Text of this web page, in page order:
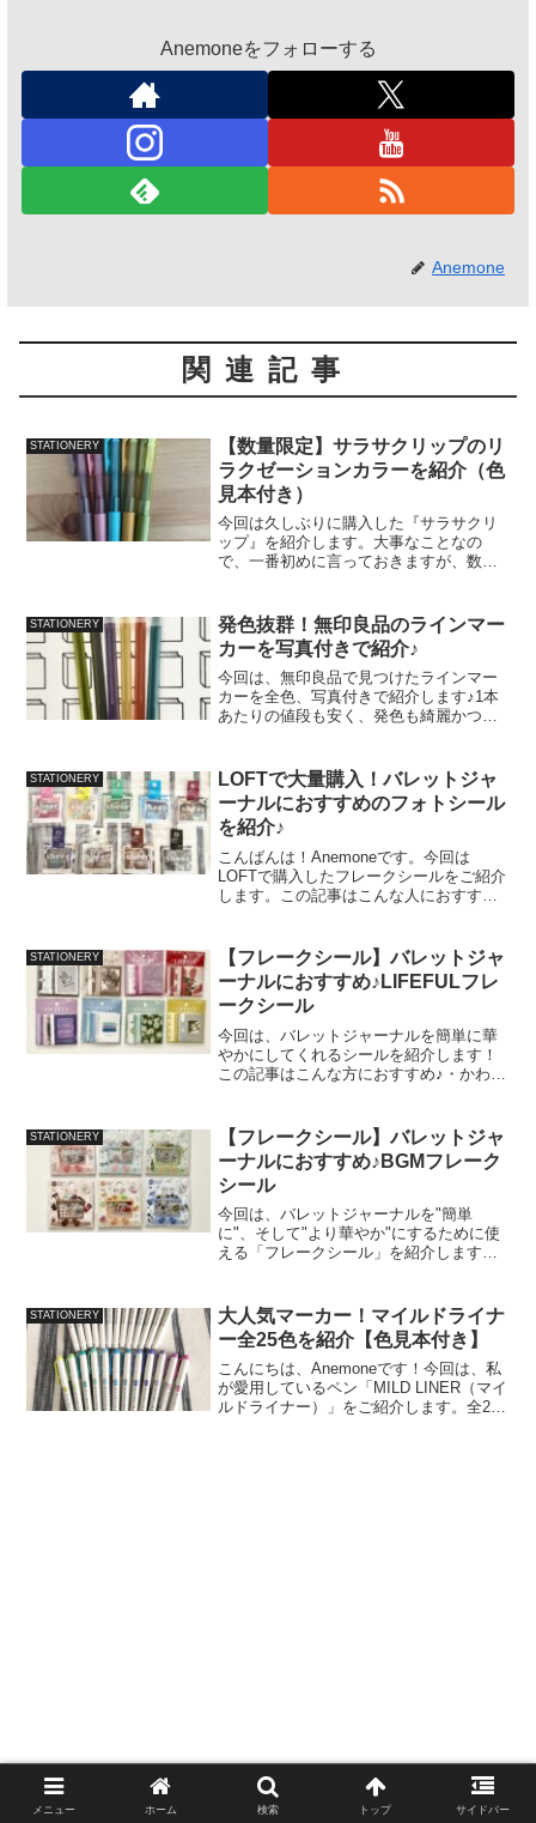
Anemoneをフォローする
Anemone
関連記事
STATIONERY
【数量限定】サラサクリップのリ
ラクゼーションカラーを紹介（色
見本付き）
今回は久しぶりに購入した『サラサクリ
ップ』を紹介します。大事なことなの
で、一番初めに言っておきますが、数量
てみた感じを紹介します！
(function(b,c,f,g,...
STATIONERY
発色抜群！無印良品のラインマー
カーを写真付きで紹介♪
今回は、無印良品で見つけたラインマー
カーを全色、写真付きで紹介します♪1本
あたりの値段も安く、発色も綺麗かつは
メーカー：無印良品商 品 名 ：ラインマ
ーカー種 類：6...
STATIONERY
LOFTで大量購入！バレットジャ
ーナルにおすすめのフォトシール
を紹介♪
こんばんは！Anemoneです。今回は
LOFTで購入したフレークシールをご紹介
します。この記事はこんな人におすす
安くてたくさん種類があるシールってあ
るの？・シールや文房...
STATIONERY
【フレークシール】バレットジャ
ーナルにおすすめ♪LIFEFULフレ
ークシール
今回は、バレットジャーナルを簡単に華
やかにしてくれるシールを紹介します！
この記事はこんな方におすすめ♪・かわい
描けない・簡単にかわいくしたい・時短
で様々なノートをデコレ...
STATIONERY
【フレークシール】バレットジャ
ーナルにおすすめ♪BGMフレーク
シール
今回は、バレットジャーナルを"簡単
に"、そして"より華やか"にするために使
える「フレークシール」を紹介します！
ーナルは好きだけど、時間をかけずに華
やかにしたい！・いろ...
STATIONERY
大人気マーカー！マイルドライナ
ー全25色を紹介【色見本付き】
こんにちは、Anemoneです！今回は、私
が愛用しているペン「MILD LINER（マイ
ルドライナー）」をご紹介します。全25
メニュー ホーム 検索 トップ サイドバー